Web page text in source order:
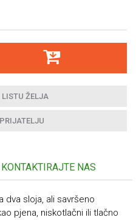
ŽELJA
KONTAKTIRAJTE NAS
dva sloja, ali savršeno
pjena, niskotlačni ili tlačno